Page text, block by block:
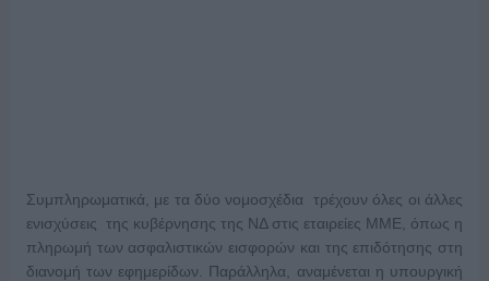
Συμπληρωματικά, με τα δύο νομοσχέδια τρέχουν όλες οι άλλες
ενισχύσεις της κυβέρνησης της ΝΔ στις εταιρείες ΜΜΕ, όπως η
πληρωμή των ασφαλιστικών εισφορών και της επιδότησης στη
διανομή των εφημερίδων. Παράλληλα, αναμένεται η υπουργική